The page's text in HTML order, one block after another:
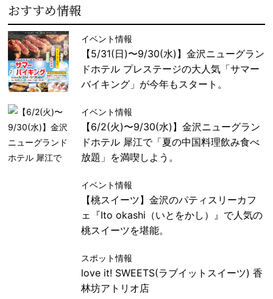
おすすめ情報
イベント情報
【5/31(日)〜9/30(水)】金沢ニューグラン
ドホテル プレステージの大人気「サマー
バイキング」が今年もスタート。
イベント情報
【6/2(火)〜9/30(水)】金沢ニューグラン
ドホテル 犀江で「夏の中国料理飲み食べ
放題」を満喫しよう。
イベント情報
【桃スイーツ】金沢のパティスリーカフ
ェ『Ito okashi（いとをかし）』で人気の
桃スイーツを堪能。
スポット情報
love it! SWEETS(ラブイットスイーツ) 香
林坊アトリオ店